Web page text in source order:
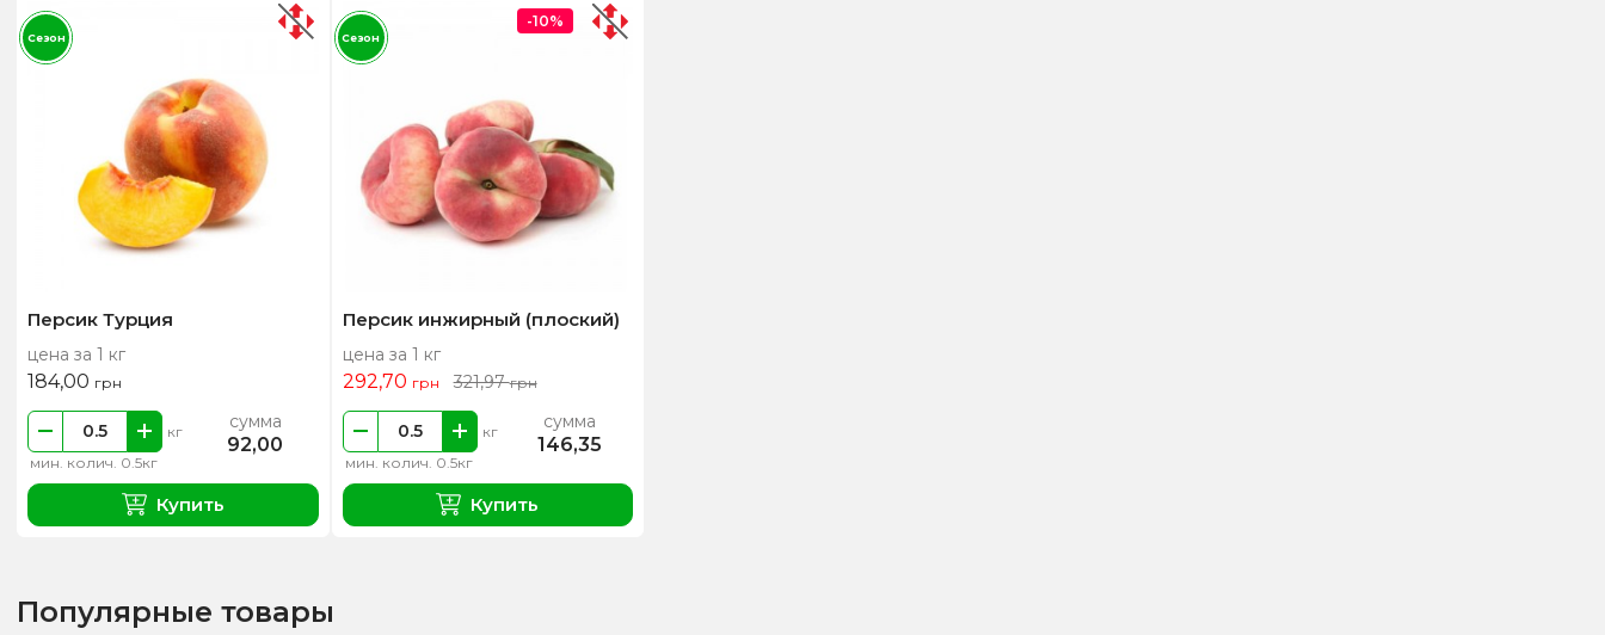
Персик Турция
цена за 1 кг
184,00 грн
мин. колич. 0.5кг
кг сумма
92,00
Купить
Сезон
Персик инжирный (плоский)
цена за 1 кг
292,70 грн 321,97грн
мин. колич. 0.5кг
кг сумма
146,35
Купить
-10%
Сезон
Популярные товары